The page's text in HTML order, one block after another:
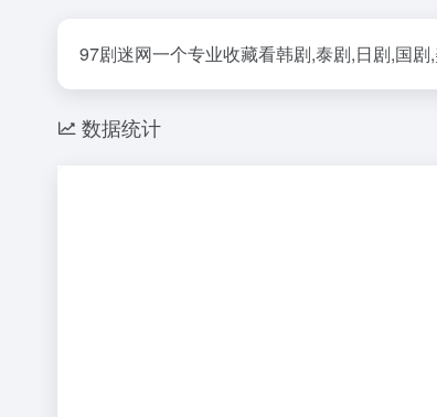
97剧迷网一个专业收藏看韩剧,泰剧,日剧,国剧
数据统计